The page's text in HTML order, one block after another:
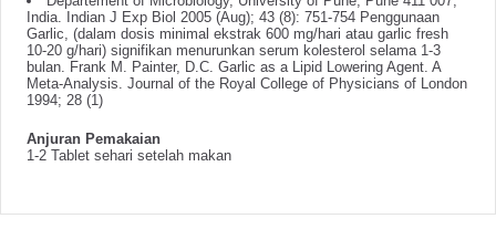
India. Indian J Exp Biol 2005 (Aug); 43 (8): 751-754 Penggunaan
Garlic, (dalam dosis minimal ekstrak 600 mg/hari atau garlic fresh
10-20 g/hari) signifikan menurunkan serum kolesterol selama 1-3
bulan. Frank M. Painter, D.C. Garlic as a Lipid Lowering Agent. A
Meta-Analysis. Journal of the Royal College of Physicians of London
1994; 28 (1)
Anjuran Pemakaian
1-2 Tablet sehari setelah makan